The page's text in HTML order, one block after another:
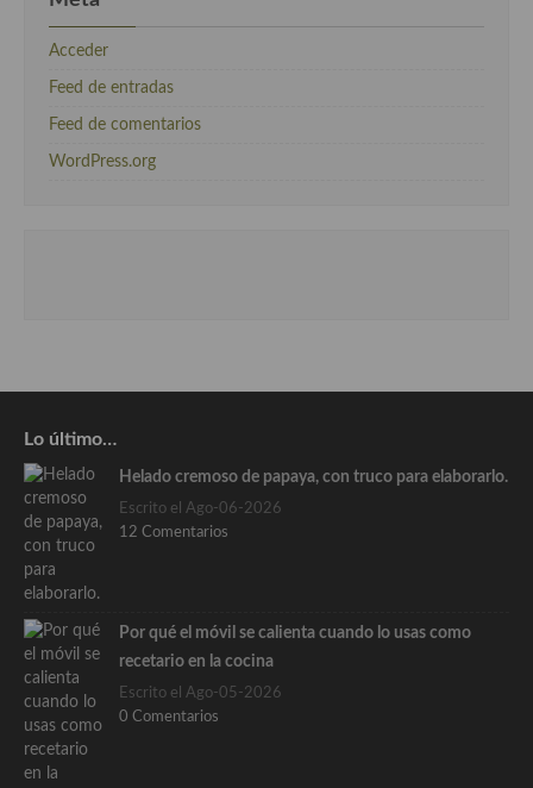
Acceder
Feed de entradas
Feed de comentarios
WordPress.org
Lo último…
Helado cremoso de papaya, con truco para elaborarlo.
Escrito el Ago-06-2026
12 Comentarios
Por qué el móvil se calienta cuando lo usas como
recetario en la cocina
Escrito el Ago-05-2026
0 Comentarios